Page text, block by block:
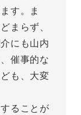
す。ま
まらず、
にも山内
催事的な
も、大変
ることが